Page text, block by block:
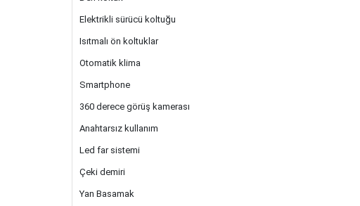
Elektrikli sürücü koltuğu
Isıtmalı ön koltuklar
Otomatik klima
Smartphone
360 derece görüş kamerası
Anahtarsız kullanım
Led far sistemi
Çeki demiri
Yan Basamak